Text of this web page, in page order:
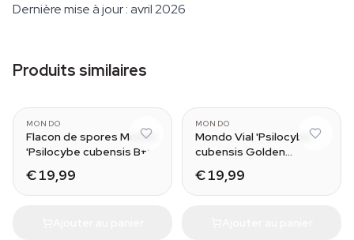
Dernière mise à jour : avril 2026
Produits similaires
MONDO
Flacon de spores Mondo
'Psilocybe cubensis B+'
€ 19,99
MONDO
Mondo Vial 'Psilocybe
cubensis Golden
€ 19,99